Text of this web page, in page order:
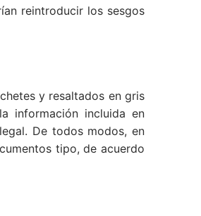
reintroducir los sesgos
y resaltados en gris
información incluida en
De todos modos, en
tipo, de acuerdo